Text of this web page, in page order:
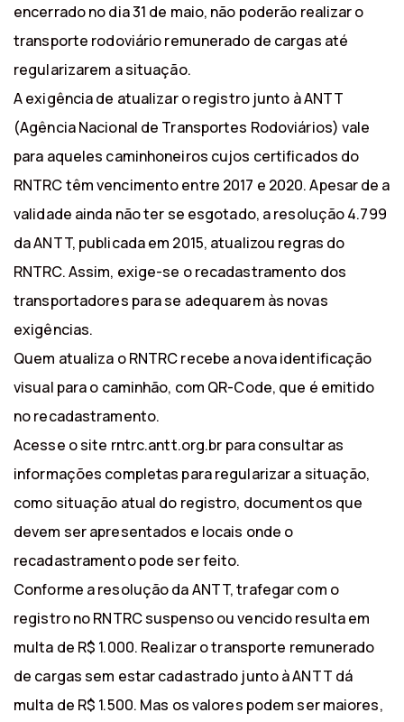
encerrado no dia 31 de maio, não poderão realizar o
transporte rodoviário remunerado de cargas até
regularizarem a situação.
A exigência de atualizar o registro junto à ANTT
(Agência Nacional de Transportes Rodoviários) vale
para aqueles caminhoneiros cujos certificados do
RNTRC têm vencimento entre 2017 e 2020. Apesar de a
validade ainda não ter se esgotado, a resolução 4.799
da ANTT, publicada em 2015, atualizou regras do
RNTRC. Assim, exige-se o recadastramento dos
transportadores para se adequarem às novas
exigências.
Quem atualiza o RNTRC recebe a nova identificação
visual para o caminhão, com QR-Code, que é emitido
no recadastramento.
Acesse o site rntrc.antt.org.br para consultar as
informações completas para regularizar a situação,
como situação atual do registro, documentos que
devem ser apresentados e locais onde o
recadastramento pode ser feito.
Conforme a resolução da ANTT, trafegar com o
registro no RNTRC suspenso ou vencido resulta em
multa de R$ 1.000. Realizar o transporte remunerado
de cargas sem estar cadastrado junto à ANTT dá
multa de R$ 1.500. Mas os valores podem ser maiores,